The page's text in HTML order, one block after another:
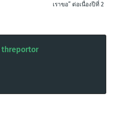
เราขอ” ต่อเนื่องปีที่ 2
threportor